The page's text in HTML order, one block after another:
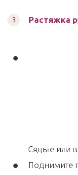
Растяжка
Сядьте или
Поднимите